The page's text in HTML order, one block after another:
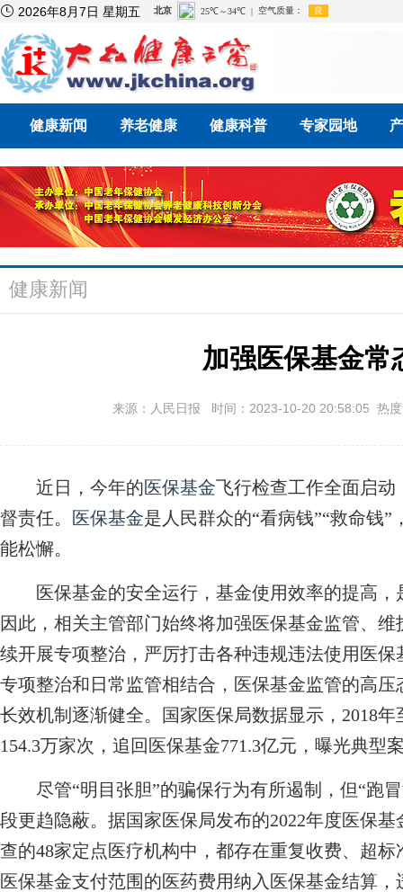
 2026年8月7日 星期五
健康新闻 养老健康 健康科普 专家园地
健康新闻
加强医保基金常
来源：人民日报 时间：2023-10-20 20:58:05 热
近日，今年的医保基金飞行检查工作全面启
督责任。
医保基金是人民群众的“看病钱”“救命钱”
能松懈。
医保基金的安全运行，基金使用效率的提高，
因此，相关主管部门始终将加强医保基金监管、
续开展专项整治，严厉打击各种违规违法使用医
专项整治和日常监管相结合，医保基金监管的高
长效机制逐渐健全。国家医保局数据显示，2018
154.3万家次，追回医保基金771.3亿元，曝光典型
尽管“明目张胆”的骗保行为有所遏制，但“跑冒
段更趋隐蔽。据国家医保局发布的2022年度医保
查的48家定点医疗机构中，都存在重复收费、超
医保基金支付范围的医药费用纳入医保基金结算